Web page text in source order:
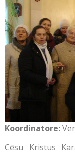
Koordinatore:
Cēsu Kristus